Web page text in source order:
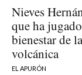
Nieves
que ha
bienestar de
volcánica
EL APURÓN